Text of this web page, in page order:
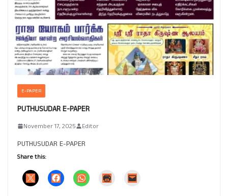
E-PAPER
PUTHUSUDAR E-PAPER
November 17, 2025 Editor
PUTHUSUDAR E-PAPER
Share this: